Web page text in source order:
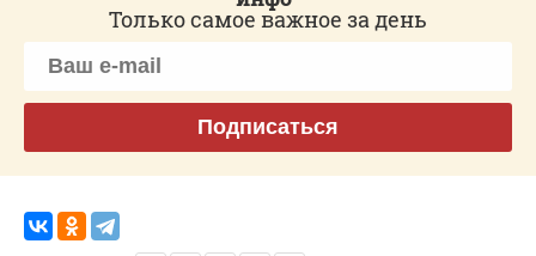
Только самое важное за день
Подписаться